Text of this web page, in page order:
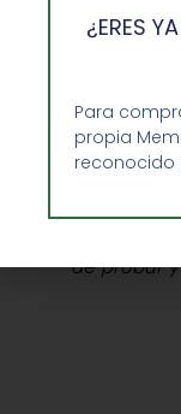
monitor o
divertida.
Así pues,
de probar
¿ERES
Para
propia
reconocido